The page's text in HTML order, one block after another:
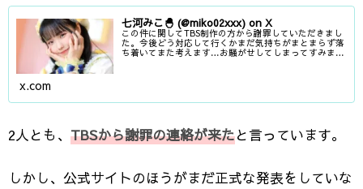
七河みこ🐣 (@miko02xxx) on X
この件に関してTBS制作の方から謝罪していただきまし
た。今後どう対応して行くかまだ気持ちがまとまらず落
ち着いてまた考えます…お騒がせしてしまってすみませ
x.com
2人とも、 TBSから謝罪の連絡が来たと言っています。
しかし、公式サイトのほうがまだ正式な発表をしていな